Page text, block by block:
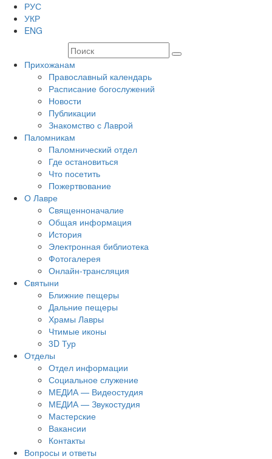
РУС
УКР
ENG
Прихожанам
Православный календарь
Расписание богослужений
Новости
Публикации
Знакомство с Лаврой
Паломникам
Паломнический отдел
Где остановиться
Что посетить
Пожертвование
О Лавре
Священноначалие
Общая информация
История
Электронная библиотека
Фотогалерея
Онлайн-трансляция
Святыни
Ближние пещеры
Дальние пещеры
Храмы Лавры
Чтимые иконы
3D Тур
Отделы
Отдел информации
Социальное служение
МЕДИА — Видеостудия
МЕДИА — Звукостудия
Мастерские
Вакансии
Контакты
Вопросы и ответы